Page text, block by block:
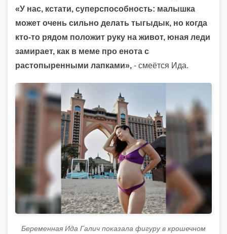
«У нас, кстати, суперспособность: малышка
может очень сильно делать тыгыдык, но когда
кто-то рядом положит руку на живот, юная леди
замирает, как в меме про енота с
растопыренными лапками», - смеётся Ида.
Беременная Ида Галич показала фигуру в крошечном